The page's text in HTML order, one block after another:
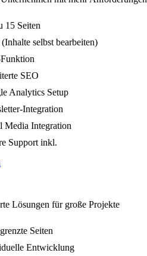
15 Seiten
selbst bearbeiten)
SEO
Analytics Setup
Integration
Media Integration
Support inkl.
Lösungen für große Projekte
Seiten
Entwicklung